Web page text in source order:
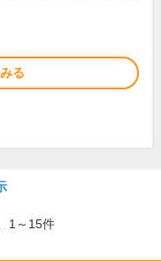
る
1～15件